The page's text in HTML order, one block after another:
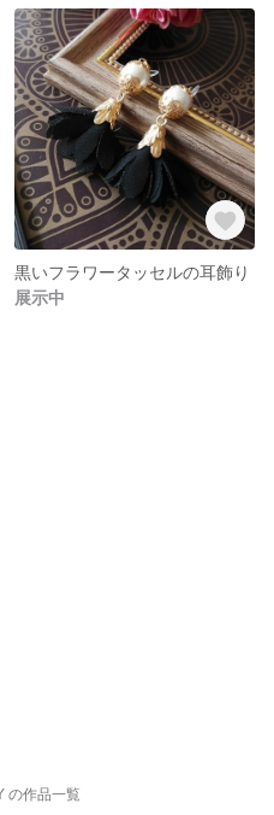
黒いフラワータッセルの耳飾り
展示中
の作品一覧